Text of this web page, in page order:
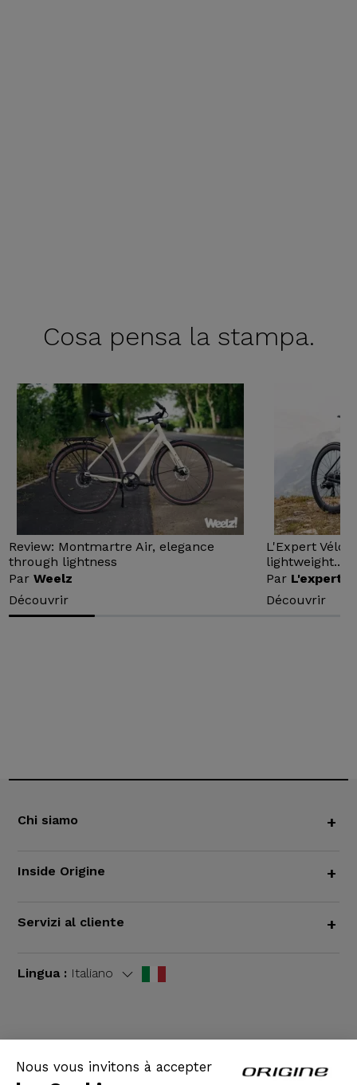
Nous vous invitons à accepter
Cosa pensala stampa.
Review: Montmartre Air, elegance
through lightness
ParWeelz
Découvrir
L'Expert Vélo
lightweight...
Par L'expert
Découvrir
Chi siamo +
Inside Origine +
Servizi al cliente +
Lingua : Italiano
TERMINI E CONDIZIONI GENERALI
legali